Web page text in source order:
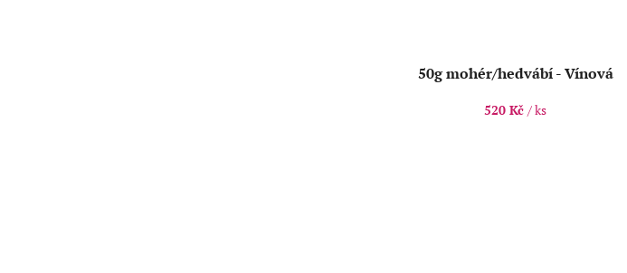
50g mohér/hedvábí - Vínová
520 Kč/ ks